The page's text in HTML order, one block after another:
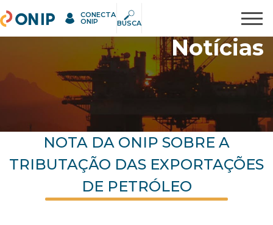
Pesquisar
ONIP CONECTA
ONIP BUSCA
Notícias
NOTA DA ONIP SOBRE A
TRIBUTAÇÃO DAS EXPORTAÇÕES
DE PETRÓLEO